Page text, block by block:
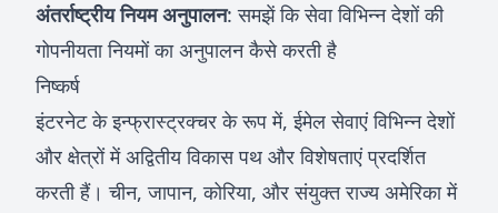
अंतर्राष्ट्रीय नियम अनुपालन: समझें कि सेवा विभिन्न देशों की
गोपनीयता नियमों का अनुपालन कैसे करती है
निष्कर्ष
इंटरनेट के इन्फ्रास्ट्रक्चर के रूप में, ईमेल सेवाएं विभिन्न देशों
और क्षेत्रों में अद्वितीय विकास पथ और विशेषताएं प्रदर्शित
करती हैं। चीन, जापान, कोरिया, और संयुक्त राज्य अमेरिका में